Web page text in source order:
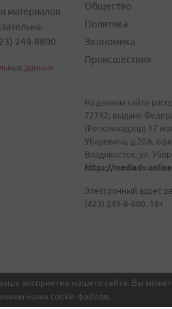
восприятие нашего сайта. Вы
нами cookie-файлов.
материалов
249-8800
данных
Общество
Политика
Экономика
Происшествия
На данном сайте
72742, выдано
(Роскомнадзор) 17
Уборевича, д.20А,
Владивосток, ул.
https://
Электронный адрес
(423) 249-8-800. 18+